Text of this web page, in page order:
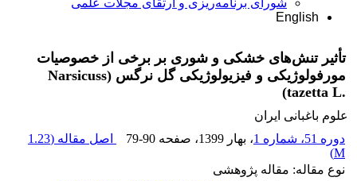
شورای برنامه‌ریزی و ارتقای مجلات علمی
English
تأثیر تنش‌های خشکی و شوری بر برخی از خصوصیات
مورفولوژیکی و فیزیولوژیکی گل نرگس ‏(‏Narsicuss
tazetta L.‎‏)‏
علوم باغبانی ایران
دوره 51، شماره 1
، بهار 1399 ، صفحه 79-90 اصل مقاله (1.23
M
)
نوع مقاله: مقاله پژوهشی